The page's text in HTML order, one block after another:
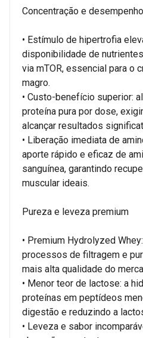
Concentração e
• Estímulo de hipertrofia
disponibilidade de
via mTOR, essencial para o
magro.
• Custo-benefício superior:
proteína pura por dose,
alcançar resultados
• Liberação imediata de
aporte rápido e eficaz de
sanguínea, garantindo
muscular ideais.
Pureza e leveza premium
• Premium Hydrolyzed
processos de filtragem e
mais alta qualidade do
• Menor teor de lactose: a
proteínas em peptídeos
digestão e reduzindo a
• Leveza e sabor